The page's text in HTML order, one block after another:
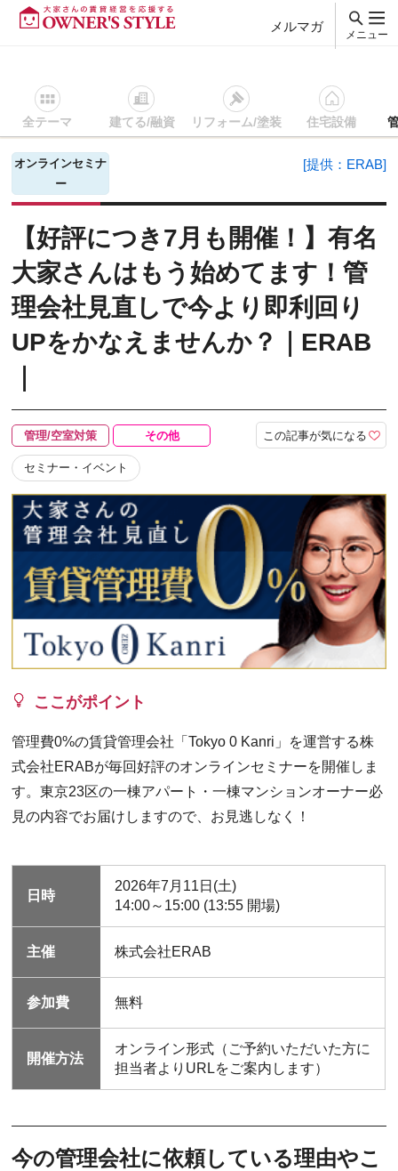
メルマガ
メニュー
全テーマ 建てる/融資 リフォーム/塗装 住宅設備
賃貸経営ＴＯＰ 管理/空室対策 セミナー・イベントを探す
オンラインセミナ
ー
[提供：ERAB]
【好評につき7月も開催！】有名
大家さんはもう始めてます！管
理会社見直しで今より即利回り
UPをかなえませんか？｜ERAB
管理/空室対策 その他
セミナー・イベント
この記事が気になる
ここがポイント
管理費0%の賃貸管理会社「Tokyo 0 Kanri」を運営する株
式会社ERABが毎回好評のオンラインセミナーを開催しま
す。東京23区の一棟アパート・一棟マンションオーナー必
見の内容でお届けしますので、お見逃しなく！
日時
2026年7月11日(土)
14:00～15:00 (13:55 開場)
主催 株式会社ERAB
参加費 無料
開催方法
オンライン形式（ご予約いただいた方に
担当者よりURLをご案内します）
今の管理会社に依頼している理由やこ